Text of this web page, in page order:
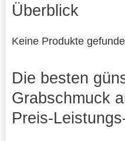
Überblick
Keine Produkte
Die besten
Grabschmuck
Preis-